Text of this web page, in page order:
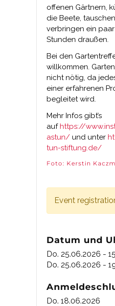
offenen Gärtnern,
die Beete,
verbringen ein
Stunden draußen.
Bei den
willkommen.
nicht nötig, da
einer erfahrenen
begleitet wird.
Mehr Infos gibt’s
aufhttps://
astun/ und unter
tun-stiftung.de/
Foto: Kerstin
Event
Datum und
Do. 25.06.2026 -
Do. 25.06.2026 -
Do. 18.06.2026